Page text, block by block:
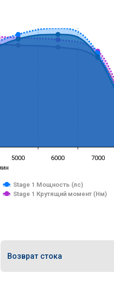
Stage 1 Мощность (лс)
Stage 1 Крутящий момент (Нм)
5000 6000 7000
Возврат стока